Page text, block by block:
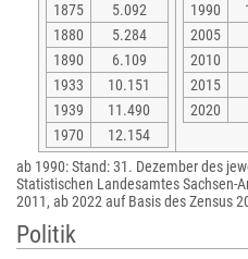
1875
5.092
1880
5.284
1890
6.109
1933
10.151
1939
11.490
1970
12.154
1990
2005
2010
2015
2020
ab 1990: Stand: 31. Dezember des
Statistischen Landesamtes Sachsen-
2011, ab 2022 auf Basis des Zensus
Politik